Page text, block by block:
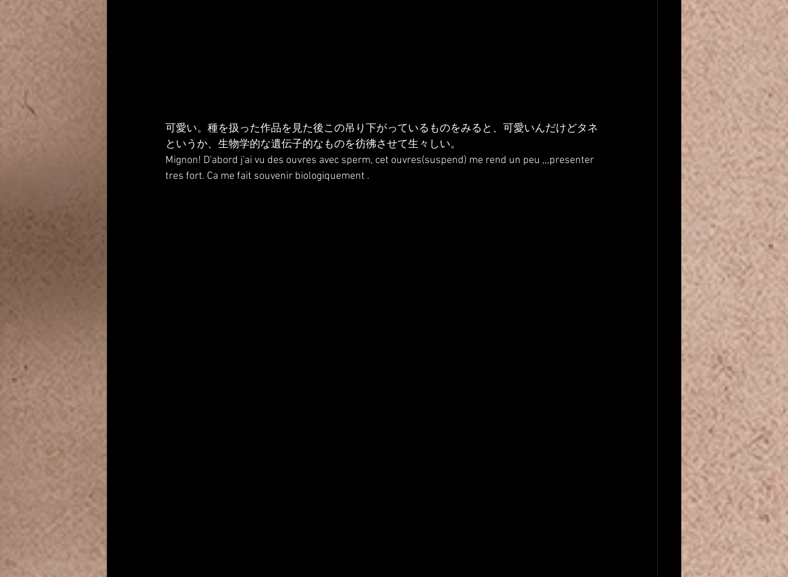
可愛い。種を扱った作品を見た後この吊り下がっているものをみると、可愛いんだけどタネ
というか、生物学的な遺伝子的なものを彷彿させて生々しい。
Mignon! D'abord j'ai vu des ouvres avec sperm, cet ouvres(suspend) me rend un peu ,,,presenter
tres fort. Ca me fait souvenir biologiquement .